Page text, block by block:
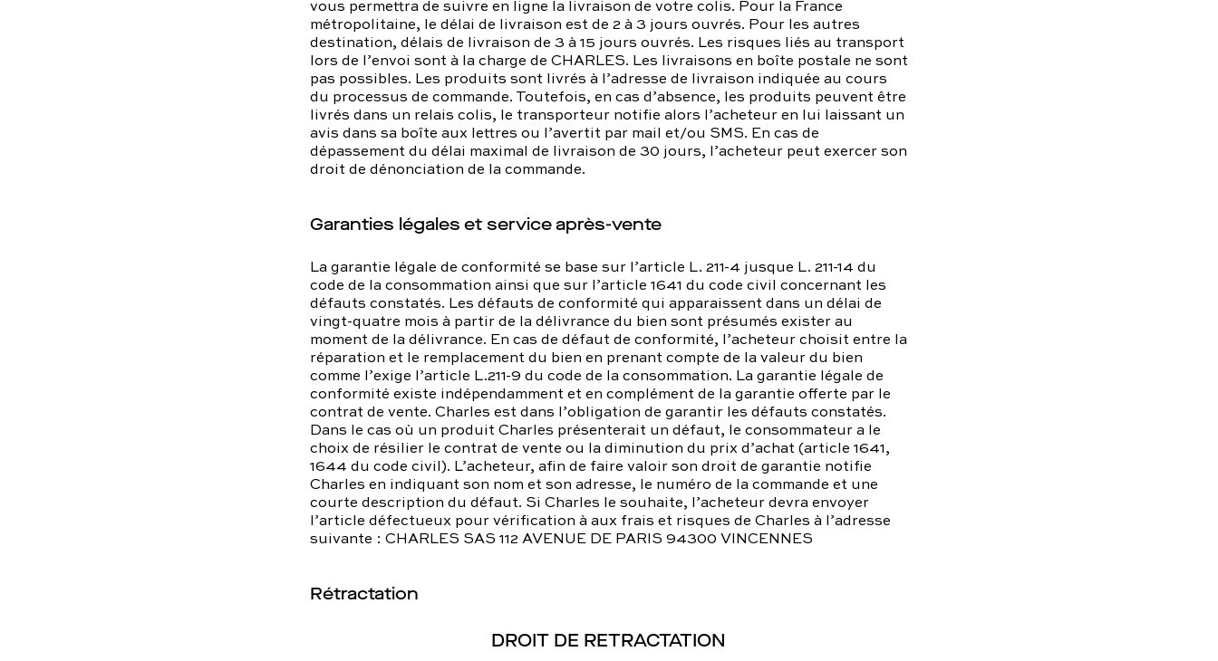
vous permettra de suivre en ligne la livraison de votre colis. Pour la France
métropolitaine, le délai de livraison est de 2 à 3 jours ouvrés. Pour les autres
destination, délais de livraison de 3 à 15 jours ouvrés. Les risques liés au transport
lors de l’envoi sont à la charge de CHARLES. Les livraisons en boîte postale ne sont
pas possibles. Les produits sont livrés à l’adresse de livraison indiquée au cours
du processus de commande. Toutefois, en cas d’absence, les produits peuvent être
livrés dans un relais colis, le transporteur notifie alors l’acheteur en lui laissant un
avis dans sa boîte aux lettres ou l’avertit par mail et/ou SMS. En cas de
dépassement du délai maximal de livraison de 30 jours, l’acheteur peut exercer son
droit de dénonciation de la commande.
Garanties légales et service après-vente
La garantie légale de conformité se base sur l’article L. 211-4 jusque L. 211-14 du
code de la consommation ainsi que sur l’article 1641 du code civil concernant les
défauts constatés. Les défauts de conformité qui apparaissent dans un délai de
vingt-quatre mois à partir de la délivrance du bien sont présumés exister au
moment de la délivrance. En cas de défaut de conformité, l’acheteur choisit entre la
réparation et le remplacement du bien en prenant compte de la valeur du bien
comme l’exige l’article L.211-9 du code de la consommation. La garantie légale de
conformité existe indépendamment et en complément de la garantie offerte par le
contrat de vente. Charles est dans l’obligation de garantir les défauts constatés.
Dans le cas où un produit Charles présenterait un défaut, le consommateur a le
choix de résilier le contrat de vente ou la diminution du prix d’achat (article 1641,
1644 du code civil). L’acheteur, afin de faire valoir son droit de garantie notifie
Charles en indiquant son nom et son adresse, le numéro de la commande et une
courte description du défaut. Si Charles le souhaite, l’acheteur devra envoyer
l’article défectueux pour vérification à aux frais et risques de Charles à l’adresse
suivante : CHARLES SAS 112 AVENUE DE PARIS 94300 VINCENNES
Rétractation
DROIT DE RETRACTATION